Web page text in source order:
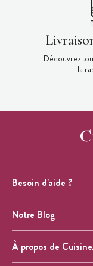
Découvrez
la
Besoin d'aide ?
Notre Blog
À propos de